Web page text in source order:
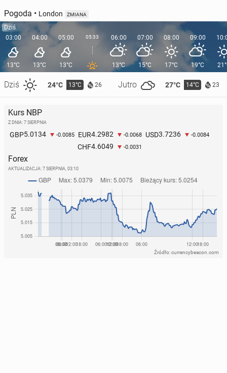
Pogoda • London ZMIANA
Dziś
03:00
13°C
Dziś 24°C 13°C 26 Jutro 27°C 14°C 23
04:00
13°C
05:00
13°C
05:33 06:00
13°C
07:00
15°C
08:00
17°C
09:00
19°C
Kurs NBP
Z DNIA: 7 SIERPNIA
GBP5.0134 -0.0085 EUR4.2982 -0.0068 USD3.7236 -0.0084
CHF4.6049 -0.0031
Forex
AKTUALIZACJA: 7 SIERPNIA, 03:10
Źródło: currencybeacon.com